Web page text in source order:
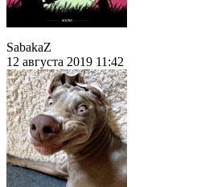
SabakaZ
12 августа 2019 11:42